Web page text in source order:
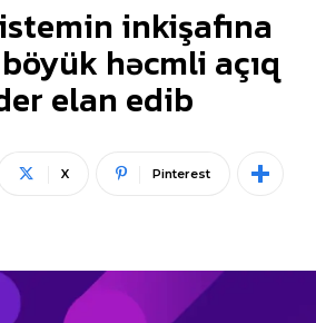
inkişafına
həcmli açıq
elan edib
X Pinterest